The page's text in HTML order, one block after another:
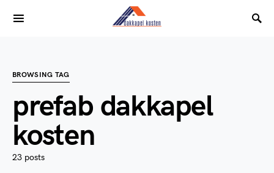
BROWSING TAG
prefab dakkapel
kosten
23 posts